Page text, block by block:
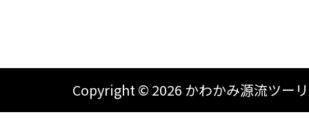
Copyright © 2026 かわかみ源流ツー